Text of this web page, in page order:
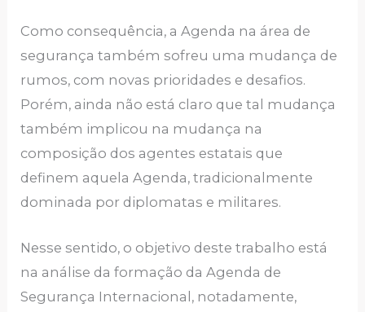
Como consequência, a Agenda na área de
segurança também sofreu uma mudança de
rumos, com novas prioridades e desafios.
Porém, ainda não está claro que tal mudança
também implicou na mudança na
composição dos agentes estatais que
definem aquela Agenda, tradicionalmente
dominada por diplomatas e militares.
Nesse sentido, o objetivo deste trabalho está
na análise da formação da Agenda de
Segurança Internacional, notadamente,